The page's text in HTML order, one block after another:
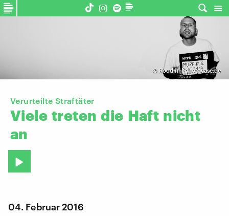
© Roodini | photocase.de
Verurteilte Straftäter
Viele treten die Haft nicht
an
04. Februar 2016